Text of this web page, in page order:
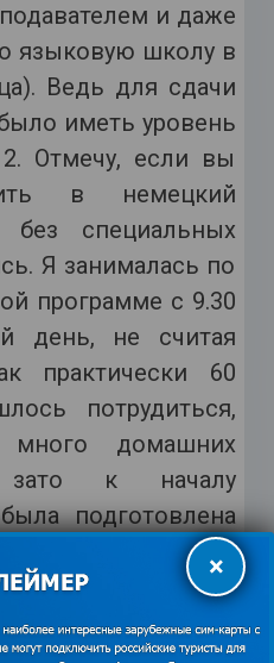
и даже
языковую школу в
Ведь для сдачи
иметь уровень
Отмечу, если вы
в немецкий
без специальных
Я занималась по
программе с 9.30
день, не считая
практически 60
потрудиться,
домашних
к началу
подготовлена
что мой отзыв
помог
перспективы и
×